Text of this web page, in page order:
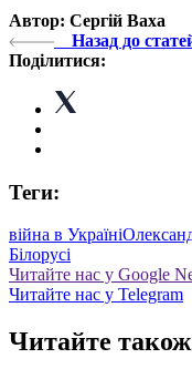
Автор: Сергій Ваха
Назад до
Поділитися:
Теги:
війна в Україні
Білорусі
Читайте нас у Google
Читайте нас у Telegram
Читайте також